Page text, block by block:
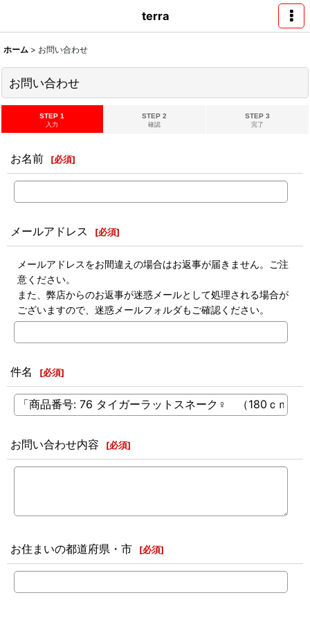
terra
ホーム > お問い合わせ
お問い合わせ
STEP 1
入力
STEP 2
確認
STEP 3
完了
お名前 [必須]
メールアドレス [必須]
メールアドレスをお間違えの場合はお返事が届きません。ご注
意ください。
また、弊店からのお返事が迷惑メールとして処理される場合が
ございますので、迷惑メールフォルダもご確認ください。
件名 [必須]
お問い合わせ内容 [必須]
お住まいの都道府県・市 [必須]